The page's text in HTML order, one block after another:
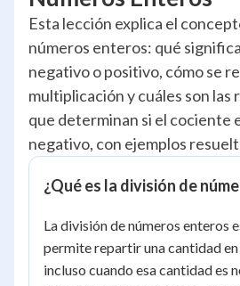
Esta lección explica el
números enteros: qué
negativo o positivo, cómo se
multiplicación y cuáles son las
que determinan si el cociente
negativo, con ejemplos
¿Qué es la división de
La división de números enteros
permite repartir una cantidad
incluso cuando esa cantidad es